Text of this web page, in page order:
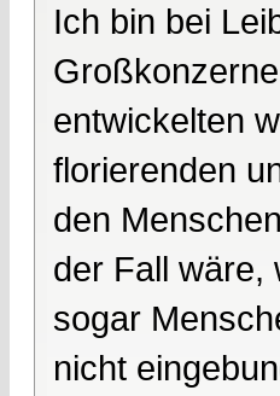
Ich bin bei
entwickelten
florierenden
den
der Fall wäre,
sogar
nicht